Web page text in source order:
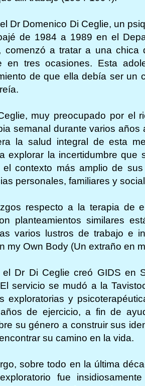
Dr Domenico Di Ceglie, un
de 1984 a 1989 en el
comenzó a tratar a una
en tres ocasiones. Esta
de que ella debía ser un
muy preocupado por el
semanal durante varios
la salud integral de esta
explorar la incertidumbre que
el contexto más amplio de
personales, familiares y
respecto a la terapia de
planteamientos similares
varios lustros de trabajo e
my Own Body (Un extraño en
Dr Di Ceglie creó GIDS en
servicio se mudó a la
exploratorias y
de ejercicio, a fin de
su género a construir sus
su camino en la vida.
sobre todo en la última
fue